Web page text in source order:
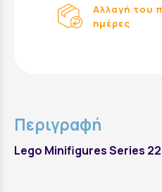
Αλλαγή του
ημέρες
Περιγραφή
Lego Minifigures Series 22